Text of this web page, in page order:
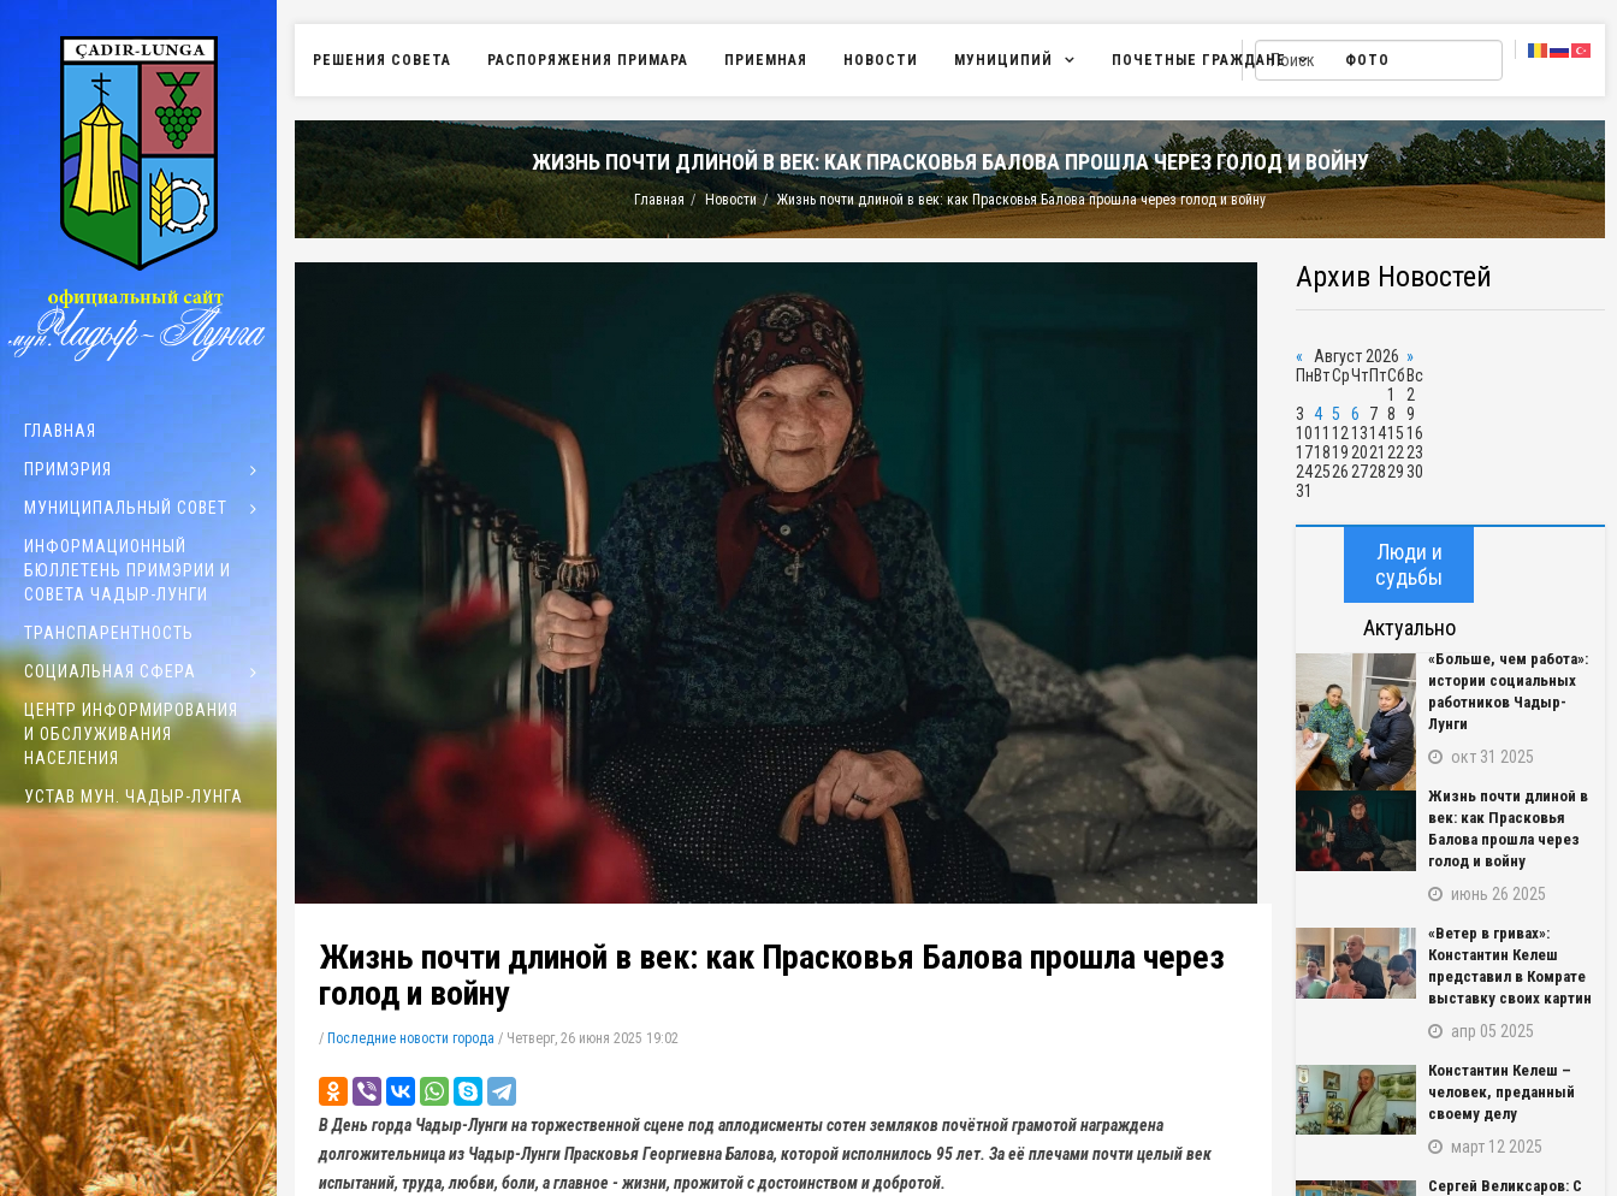
ГЛАВНАЯ
ПРИМЭРИЯ
МУНИЦИПАЛЬНЫЙ СОВЕТ
ИНФОРМАЦИОННЫЙ
БЮЛЛЕТЕНЬ ПРИМЭРИИ И
СОВЕТА ЧАДЫР-ЛУНГИ
ТРАНСПАРЕНТНОСТЬ
СОЦИАЛЬНАЯ СФЕРА
ЦЕНТР ИНФОРМИРОВАНИЯ
И ОБСЛУЖИВАНИЯ
НАСЕЛЕНИЯ
УСТАВ МУН. ЧАДЫР-ЛУНГА
РЕШЕНИЯ СОВЕТА РАСПОРЯЖЕНИЯ ПРИМАРА ПРИЕМНАЯ НОВОСТИ МУНИЦИПИЙ ПОЧЕТНЫЕ ГРАЖДАНЕ ФОТО
ЖИЗНЬ ПОЧТИ ДЛИНОЙ В ВЕК: КАК ПРАСКОВЬЯ БАЛОВА ПРОШЛА ЧЕРЕЗ ГОЛОД И ВОЙНУ
Главная Новости Жизнь почти длиной в век: как Прасковья Балова прошла через голод и войну
Жизнь почти длиной в век: как Прасковья Балова прошла через
голод и войну
/ Последние новости города / Четверг, 26 июня 2025 19:02
В День горда Чадыр-Лунги на торжественной сцене под аплодисменты сотен земляков почётной грамотой награждена
долгожительница из Чадыр-Лунги Прасковья Георгиевна Балова, которой исполнилось 95 лет. За её плечами почти целый век
испытаний, труда, любви, боли, а главное - жизни, прожитой с достоинством и добротой.
Архив Новостей
« Август 2026 »
ПнВтСрЧт ПтСб Вс
1
2
3 4 5 6 7 8
9
1011 1213141516
171819 2021 22 23
242526 27282930
31
Люди и
судьбы
Актуально
«Больше, чем работа»:
истории социальных
работников Чадыр-
Лунги
окт 31 2025
Жизнь почти длиной в
век: как Прасковья
Балова прошла через
голод и войну
июнь 26 2025
«Ветер в гривах»:
Константин Келеш
представил в Комрате
выставку своих картин
апр 05 2025
Константин Келеш –
человек, преданный
своему делу
март 12 2025
Сергей Великсаров: С